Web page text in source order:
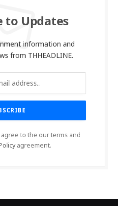
to Updates
information and
from THHEADLINE.
to the our terms and
agreement.